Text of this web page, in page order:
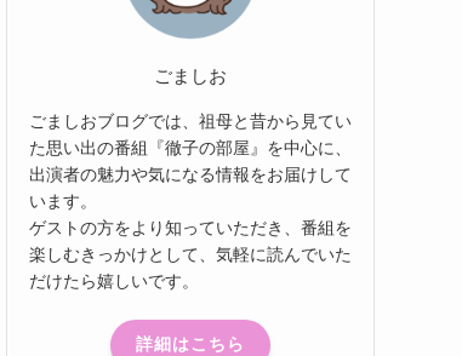
ごましお
ごましおブログでは、祖母と昔から見てい
た思い出の番組『徹子の部屋』を中心に、
出演者の魅力や気になる情報をお届けして
います。
ゲストの方をより知っていただき、番組を
楽しむきっかけとして、気軽に読んでいた
だけたら嬉しいです。
詳細はこちら